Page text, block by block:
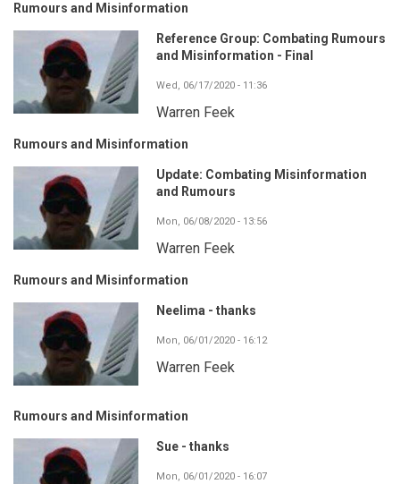
Rumours and Misinformation
Reference Group: Combating Rumours
and Misinformation - Final
Wed, 06/17/2020 - 11:36
Warren Feek
Rumours and Misinformation
Update: Combating Misinformation
and Rumours
Mon, 06/08/2020 - 13:56
Warren Feek
Rumours and Misinformation
Neelima - thanks
Mon, 06/01/2020 - 16:12
Warren Feek
Rumours and Misinformation
Sue - thanks
Mon, 06/01/2020 - 16:07